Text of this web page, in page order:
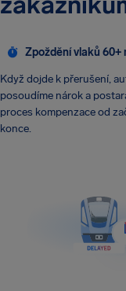
Zpoždění vlaků 60+
Když dojde k přerušení,
posoudíme nárok a
proces kompenzace od
konce.